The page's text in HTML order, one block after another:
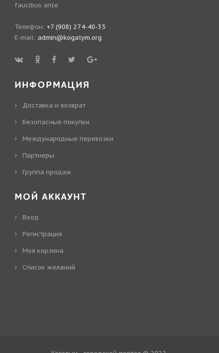
faucibus ante
Телефон: +7 (908) 274-40-35
E-mail: admin@kogalym.org
ИНФОРМАЦИЯ
Доставка и возврат
Безопасные покупки
Международные перевозки
Партнеры
Группа продаж
МОЙ АККАУНТ
Вход
Регистрация
Моя корзина
Cписок желаний